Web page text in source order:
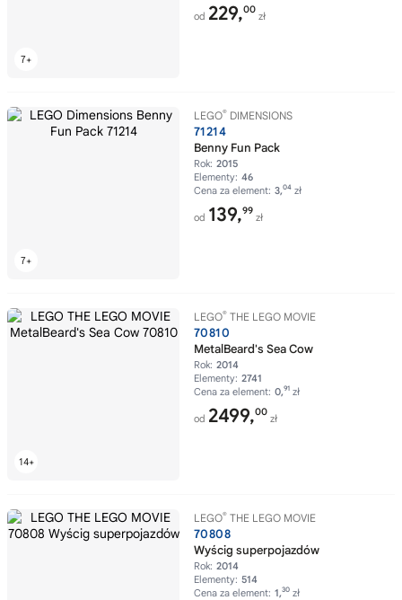
od 229,00
zł
LEGO® DIMENSIONS
71214
Benny Fun Pack
Rok: 2015
Elementy: 46
Cena za element: 3,04 zł
od 139,99
zł
LEGO® THE LEGO MOVIE
70810
MetalBeard's Sea Cow
Rok: 2014
Elementy: 2741
Cena za element: 0,91 zł
od 2499,00
zł
LEGO® THE LEGO MOVIE
70808
Wyścig superpojazdów
Rok: 2014
Elementy: 514
Cena za element: 1,30 zł